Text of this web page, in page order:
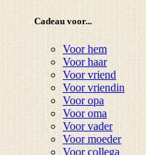
Cadeau voor...
Voor hem
Voor haar
Voor vriend
Voor vriendin
Voor opa
Voor oma
Voor vader
Voor moeder
Voor collega